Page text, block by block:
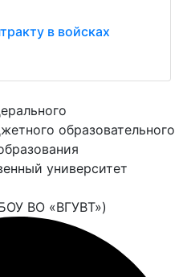
в войсках
образовательного
университет
ВО «ВГУВТ»)